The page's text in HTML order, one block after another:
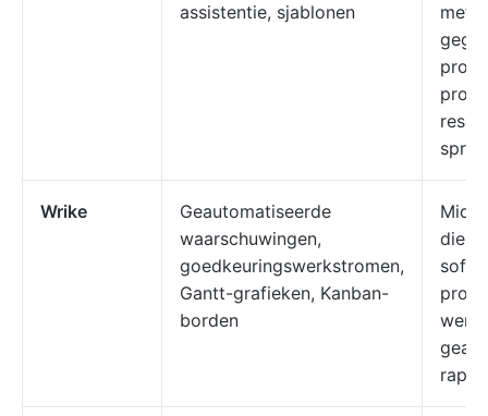
assistentie, sjablonen
met
Wrike
Geautomatiseerde
waarschuwingen,
goedkeuringswerkstromen,
Gantt-grafieken, Kanban-
borden
die